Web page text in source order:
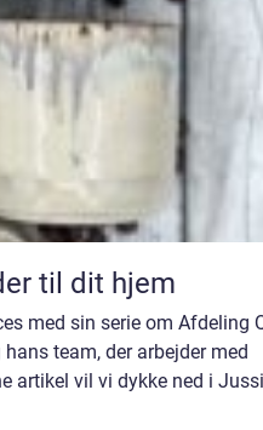
til dit hjem
med sin serie om Afdeling
team, der arbejder med
artikel vil vi dykke ned i Jussi